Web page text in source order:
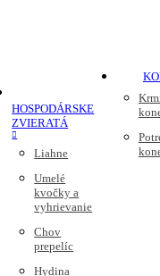
HOSPODÁRSKE
ZVIERATÁ
Liahne
Umelé
kvočky a
vyhrievanie
Chov
prepelíc
Hydina